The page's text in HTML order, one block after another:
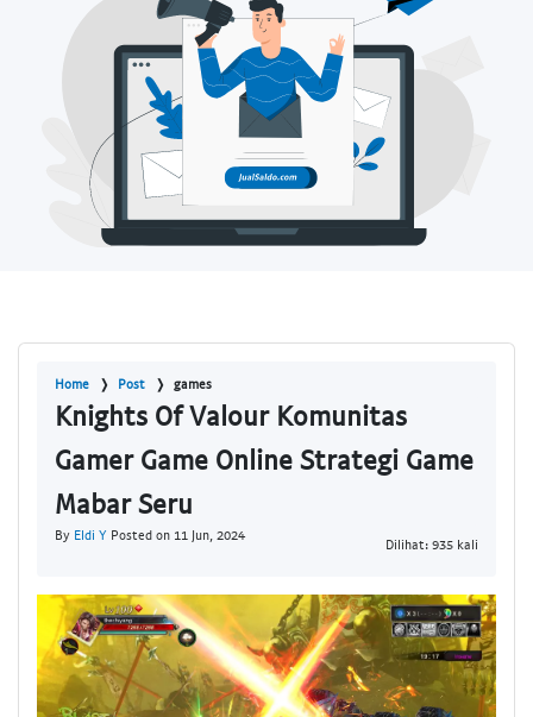
Home Post games
Knights Of Valour Komunitas
Gamer Game Online Strategi Game
Mabar Seru
By Eldi Y Posted on 11 Jun, 2024
Dilihat: 935 kali